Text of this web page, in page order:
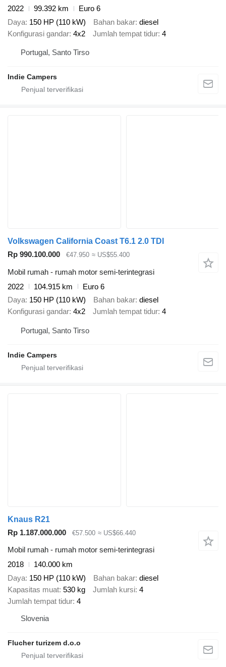
2022
99.392 km
Euro 6
Daya 150 HP (110 kW) Bahan bakar diesel
Konfigurasi gandar 4x2 Jumlah tempat tidur 4
Portugal, Santo Tirso
Indie Campers
Volkswagen California Coast T6.1 2.0 TDI
Rp 990.100.000
€47.950 ≈ US$55.400
Mobil rumah - rumah motor semi-terintegrasi
2022
104.915 km
Euro 6
Daya 150 HP (110 kW) Bahan bakar diesel
Konfigurasi gandar 4x2 Jumlah tempat tidur 4
Portugal, Santo Tirso
Indie Campers
Knaus R21
Rp 1.187.000.000
€57.500 ≈ US$66.440
Mobil rumah - rumah motor semi-terintegrasi
2018
140.000 km
Daya 150 HP (110 kW) Bahan bakar diesel
Kapasitas muat 530 kg Jumlah kursi 4
Jumlah tempat tidur 4
Slovenia
Flucher turizem d.o.o